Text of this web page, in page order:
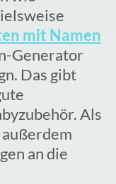
mit Namen
Generator
Das gibt
Als
an die